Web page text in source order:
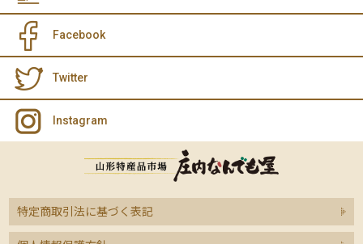
Facebook
Twitter
Instagram
特定商取引法に基づく表記